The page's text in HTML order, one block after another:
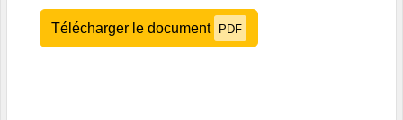
Télécharger le document PDF